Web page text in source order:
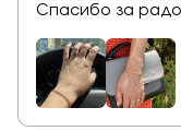
Спасибо за